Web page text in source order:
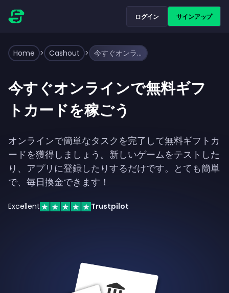
ログイン サインアップ
Home > Cashout > 今すぐオンラインで無料ギフトカードを稼ごう
今すぐオンラインで無料ギフ
トカードを稼ごう
オンラインで簡単なタスクを完了して無料ギフトカ
ードを獲得しましょう。新しいゲームをテストした
り、アプリに登録したりするだけです。とても簡単
で、毎日換金できます！
Excellent Trustpilot